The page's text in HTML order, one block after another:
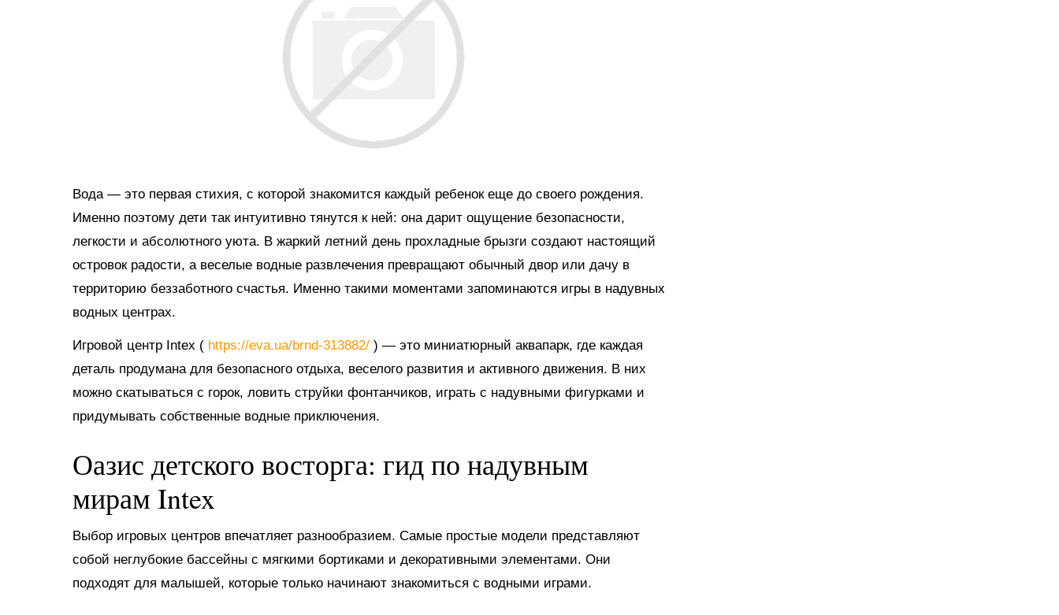
Вода — это первая стихия, с которой знакомится каждый ребенок еще до своего рождения.
Именно поэтому дети так интуитивно тянутся к ней: она дарит ощущение безопасности,
легкости и абсолютного уюта. В жаркий летний день прохладные брызги создают настоящий
островок радости, а веселые водные развлечения превращают обычный двор или дачу в
территорию беззаботного счастья. Именно такими моментами запоминаются игры в надувных
водных центрах.
Игровой центр Intex ( https://eva.ua/brnd-313882/ ) — это миниатюрный аквапарк, где каждая
деталь продумана для безопасного отдыха, веселого развития и активного движения. В них
можно скатываться с горок, ловить струйки фонтанчиков, играть с надувными фигурками и
придумывать собственные водные приключения.
Оазис детского восторга: гид по надувным
мирам Intex
Выбор игровых центров впечатляет разнообразием. Самые простые модели представляют
собой неглубокие бассейны с мягкими бортиками и декоративными элементами. Они
подходят для малышей, которые только начинают знакомиться с водными играми.